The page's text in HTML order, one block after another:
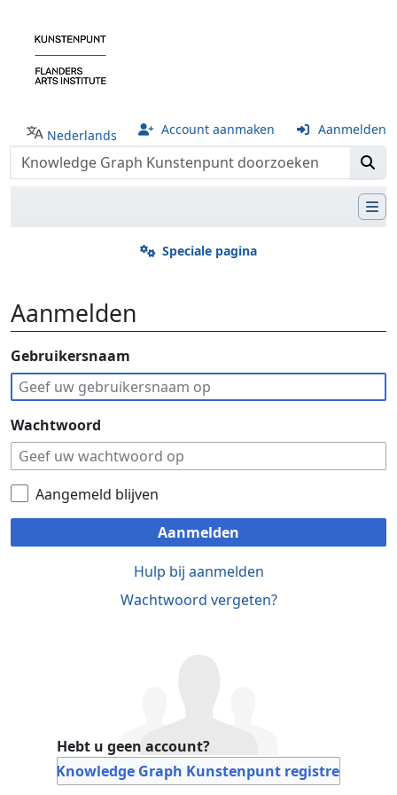
Nederlands Account aanmaken Aanmelden
Speciale pagina
Aanmelden
Ga naar:navigatie,
Gebruikersnaam
Wachtwoord
Aangemeld blijven
Aanmelden
Hulp bij aanmelden
Wachtwoord vergeten?
Hebt u geen account?
Bij Knowledge Graph Kunstenpunt registreren